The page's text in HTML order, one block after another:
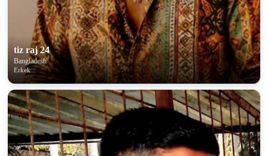
tiz raj 24
Bangladesh
Erkek